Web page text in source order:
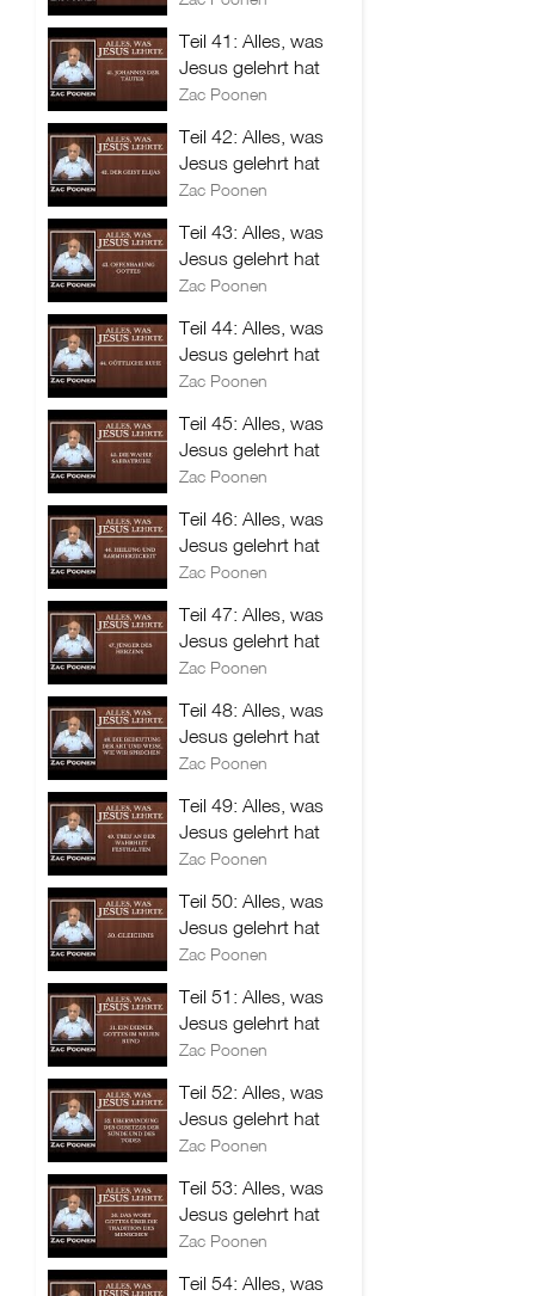
Teil 41: Alles, was
Jesus gelehrt hat
Zac Poonen
Teil 42: Alles, was
Jesus gelehrt hat
Zac Poonen
Teil 43: Alles, was
Jesus gelehrt hat
Zac Poonen
Teil 44: Alles, was
Jesus gelehrt hat
Zac Poonen
Teil 45: Alles, was
Jesus gelehrt hat
Zac Poonen
Teil 46: Alles, was
Jesus gelehrt hat
Zac Poonen
Teil 47: Alles, was
Jesus gelehrt hat
Zac Poonen
Teil 48: Alles, was
Jesus gelehrt hat
Zac Poonen
Teil 49: Alles, was
Jesus gelehrt hat
Zac Poonen
Teil 50: Alles, was
Jesus gelehrt hat
Zac Poonen
Teil 51: Alles, was
Jesus gelehrt hat
Zac Poonen
Teil 52: Alles, was
Jesus gelehrt hat
Zac Poonen
Teil 53: Alles, was
Jesus gelehrt hat
Zac Poonen
Teil 54: Alles, was